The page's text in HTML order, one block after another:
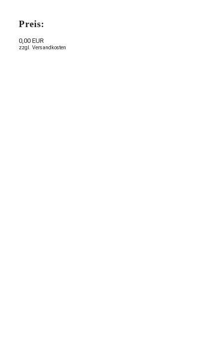
Preis:
0,00 EUR
zzgl. Versandkosten